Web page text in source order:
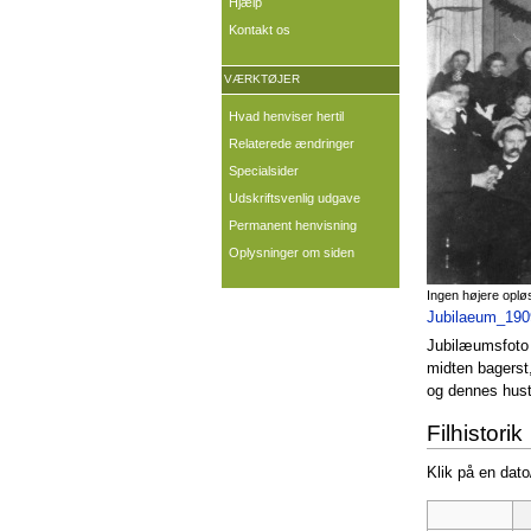
Ingen højere
Jubilæumsfoto
midten
og dennes
Filhistorik
Klik på en
Kontakt os
VÆRKTØJER
Hvad henviser hertil
Relaterede ændringer
Specialsider
Udskriftsvenlig udgave
Permanent henvisning
Oplysninger om siden